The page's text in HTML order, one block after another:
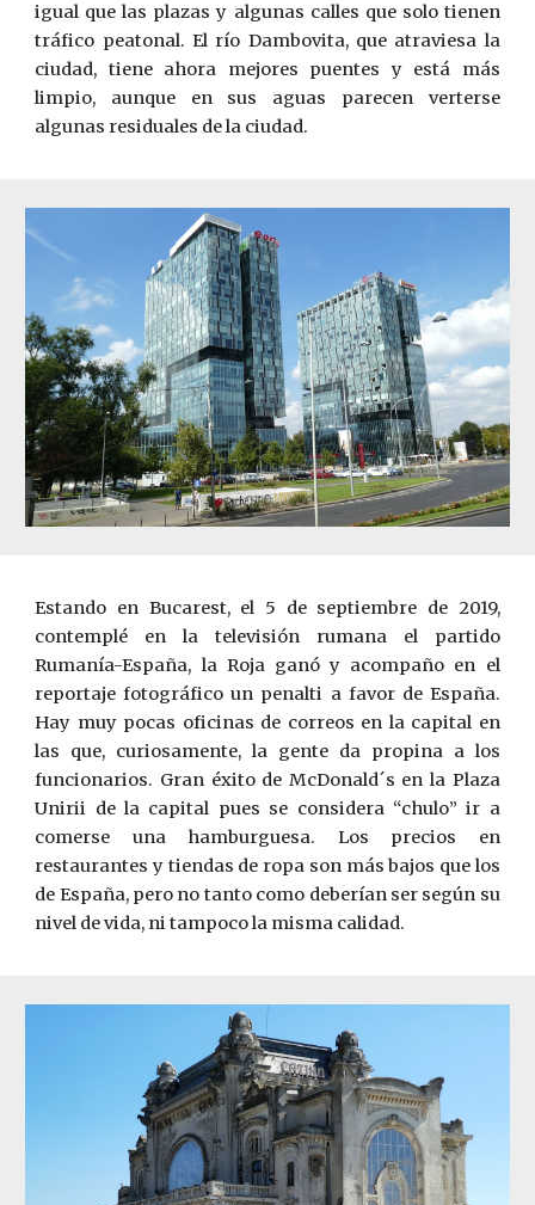
igual que las plazas y algunas calles que solo tienen
tráfico peatonal. El río Dambovita, que atraviesa la
ciudad, tiene ahora mejores puentes y está más
limpio, aunque en sus aguas parecen verterse
algunas residuales de la ciudad.
Estando en Bucarest, el 5 de septiembre de 2019,
contemplé en la televisión rumana el partido
Rumanía-España, la Roja ganó y acompaño en el
reportaje fotográfico un penalti a favor de España.
Hay muy pocas oficinas de correos en la capital en
las que, curiosamente, la gente da propina a los
funcionarios. Gran éxito de McDonald´s en la Plaza
Unirii de la capital pues se considera “chulo” ir a
comerse una hamburguesa. Los precios en
restaurantes y tiendas de ropa son más bajos que los
de España, pero no tanto como deberían ser según su
nivel de vida, ni tampoco la misma calidad.